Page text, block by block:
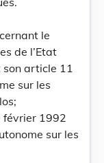
le
de l’Etat
son article 11
sur les
février 1992
sur les